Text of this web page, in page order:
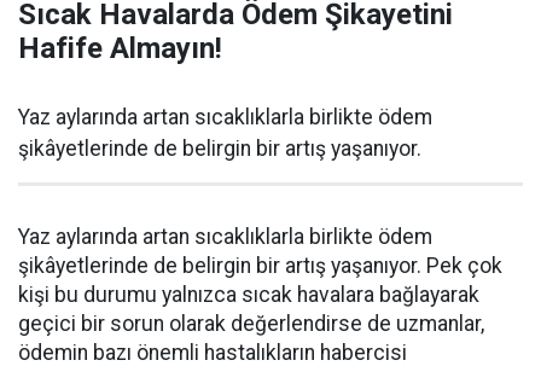
Sıcak Havalarda Ödem Şikayetini
Hafife Almayın!
Yaz aylarında artan sıcaklıklarla birlikte ödem
şikâyetlerinde de belirgin bir artış yaşanıyor.
Yaz aylarında artan sıcaklıklarla birlikte ödem
şikâyetlerinde de belirgin bir artış yaşanıyor. Pek çok
kişi bu durumu yalnızca sıcak havalara bağlayarak
geçici bir sorun olarak değerlendirse de uzmanlar,
ödemin bazı önemli hastalıkların habercisi